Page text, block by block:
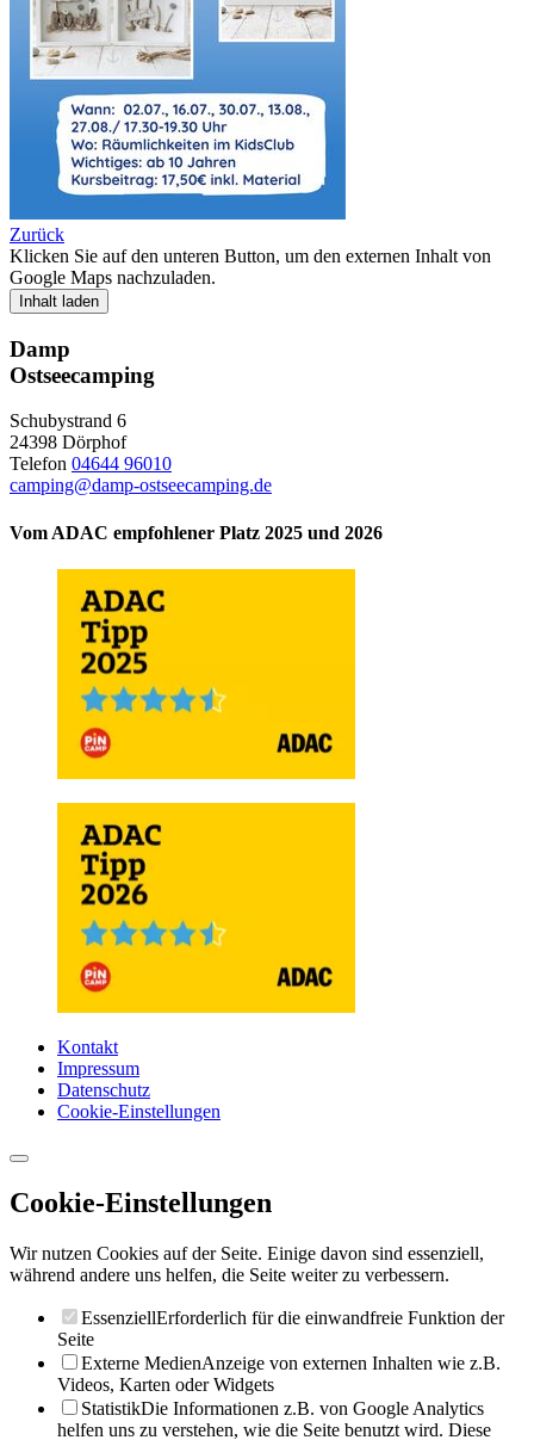
Zurück
Klicken Sie auf den unteren Button, um den externen Inhalt von
Google Maps nachzuladen.
Inhalt laden
Damp
Ostseecamping
Schubystrand 6
24398 Dörphof
Telefon 04644 96010
camping@damp-ostseecamping.de
Vom ADAC empfohlener Platz 2025 und 2026
Kontakt
Impressum
Datenschutz
Cookie-Einstellungen
Cookie-Einstellungen
Wir nutzen Cookies auf der Seite. Einige davon sind essenziell,
während andere uns helfen, die Seite weiter zu verbessern.
EssenziellErforderlich für die einwandfreie Funktion der
Seite
Externe MedienAnzeige von externen Inhalten wie z.B.
Videos, Karten oder Widgets
StatistikDie Informationen z.B. von Google Analytics
helfen uns zu verstehen, wie die Seite benutzt wird. Diese